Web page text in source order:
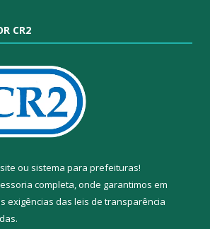
CR2
ou sistema para prefeituras!
completa, onde garantimos em
exigências das leis de transparência